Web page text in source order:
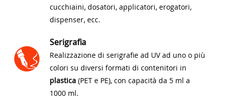
cucchiaini, dosatori, applicatori, erogatori,
dispenser, ecc.
Serigrafia
Realizzazione di serigrafie ad UV ad uno o più
colori su diversi formati di contenitori in
plastica(PET e PE), con capacità da 5 ml a
1000 ml.